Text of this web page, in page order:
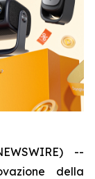
--
della